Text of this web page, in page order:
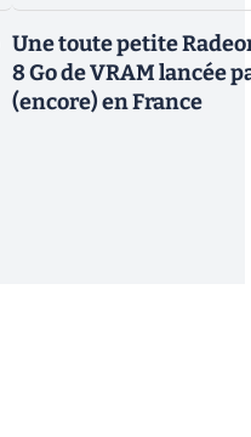
Une toute petite
8 Go de VRAM lancée
(encore) en France